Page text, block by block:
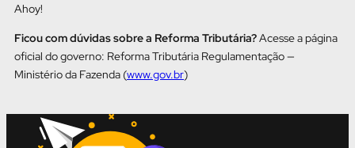
Ahoy!
Ficou com dúvidas sobre a Reforma Tributária?Acesse a página
oficial do governo: Reforma Tributária Regulamentação —
Ministério da Fazenda (www.gov.br)